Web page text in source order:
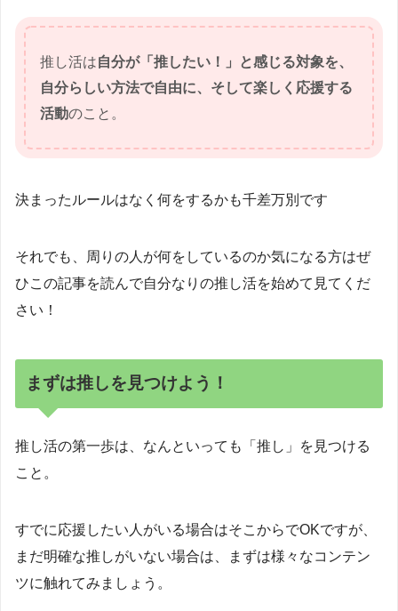
推し活は自分が「推したい！」と感じる対象を、
自分らしい方法で自由に、そして楽しく応援する
活動のこと。
決まったルールはなく何をするかも千差万別です
それでも、周りの人が何をしているのか気になる方はぜ
ひこの記事を読んで自分なりの推し活を始めて見てくだ
さい！
まずは推しを見つけよう！
推し活の第一歩は、なんといっても「推し」を見つける
こと。
すでに応援したい人がいる場合はそこからでOKですが、
まだ明確な推しがいない場合は、まずは様々なコンテン
ツに触れてみましょう。